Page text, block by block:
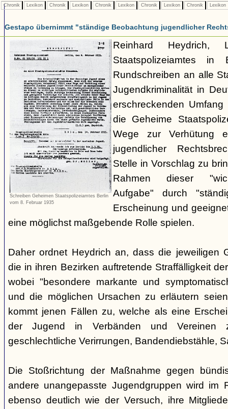
Chronik Lexikon Chronik Lexikon Chronik Lexikon Chronik Lexikon Chronik Lexikon
Gestapo übernimmt "ständige Beobachtung jugendlicher
Schreiben Geheimen Staatspolizeiamtes Berlin
vom 8. Februar 1935
Reinhard Heydrich,
Staatspolizeiamtes
Rundschreiben an alle
Jugendkriminalität in
erschreckenden
die Geheime
Wege zur Verhütung
jugendlicher
Stelle in Vorschlag zu
Rahmen dieser
Aufgabe" durch
Erscheinung und
eine möglichst maßgebende Rolle spielen.
Daher ordnet Heydrich an, dass die jeweiligen
die in ihren Bezirken auftretende Straffälligkeit
wobei "besondere markante und
und die möglichen Ursachen zu erläutern
kommt jenen Fällen zu, welche als eine
der Jugend in Verbänden und Vereinen
geschlechtliche Verirrungen, Bandendiebstähle,
Die Stoßrichtung der Maßnahme gegen
andere unangepasste Jugendgruppen wird im
ebenso deutlich wie der Versuch, ihre